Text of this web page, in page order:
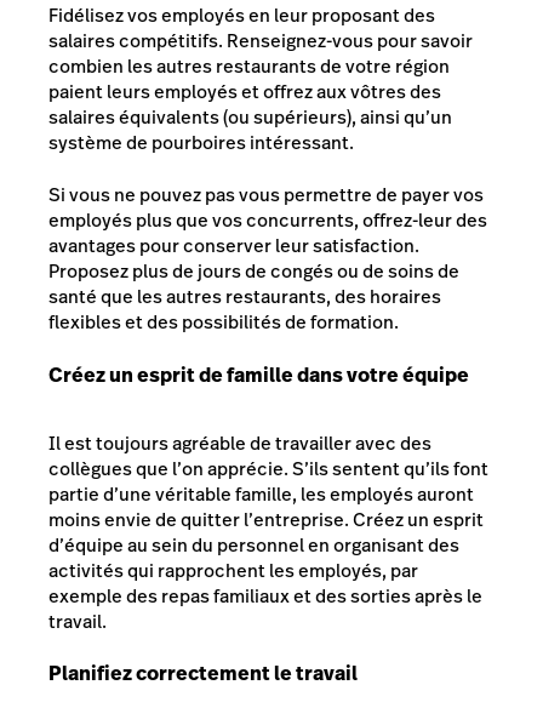
Fidélisez vos employés en leur proposant des
salaires compétitifs. Renseignez-vous pour savoir
combien les autres restaurants de votre région
paient leurs employés et offrez aux vôtres des
salaires équivalents (ou supérieurs), ainsi qu’un
système de pourboires intéressant.
Si vous ne pouvez pas vous permettre de payer vos
employés plus que vos concurrents, offrez-leur des
avantages pour conserver leur satisfaction.
Proposez plus de jours de congés ou de soins de
santé que les autres restaurants, des horaires
flexibles et des possibilités de formation.
Créez un esprit de famille dans votre équipe
Il est toujours agréable de travailler avec des
collègues que l’on apprécie. S’ils sentent qu’ils font
partie d’une véritable famille, les employés auront
moins envie de quitter l’entreprise. Créez un esprit
d’équipe au sein du personnel en organisant des
activités qui rapprochent les employés, par
exemple des repas familiaux et des sorties après le
travail.
Planifiez correctement le travail